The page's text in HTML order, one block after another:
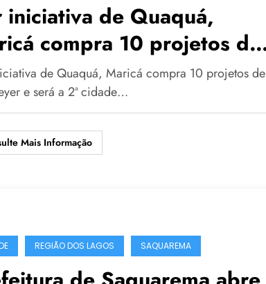
iniciativa de Quaquá,
compra 10 projetos de
e será a 2ª cidade do
com mais obras do
de Quaquá, Maricá compra 10 projetos de
e será a 2ª cidade…
Mais Informação
REGIÃO DOS LAGOS SAQUAREMA